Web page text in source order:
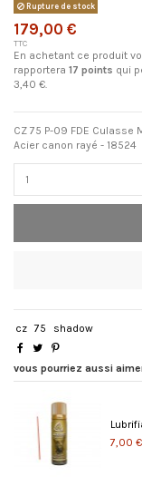
Rupture de stock
179,00 €
TTC
En achetant ce produit
rapportera 17 points qui
3,40 €.
CZ 75 P-09 FDE
Acier canon rayé - 18524
cz 75 shadow
vous pourriez aussi
7,00 €